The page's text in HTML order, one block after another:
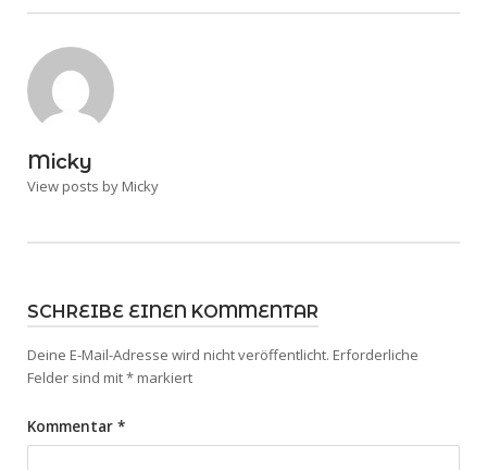
Micky
View posts by Micky
SCHREIBE EINEN KOMMENTAR
Deine E-Mail-Adresse wird nicht veröffentlicht. Erforderliche
Felder sind mit* markiert
Kommentar *